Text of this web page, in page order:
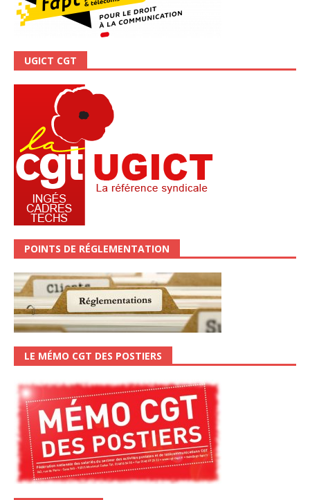
UGICT CGT
POINTS DE RÉGLEMENTATION
LE MÉMO CGT DES POSTIERS